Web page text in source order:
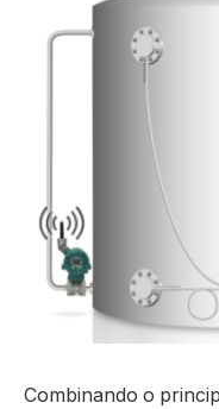
Combinando o